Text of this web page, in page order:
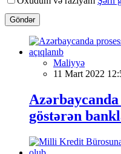
Göndər
Maliyyə
11 Mart 2022
göstərən